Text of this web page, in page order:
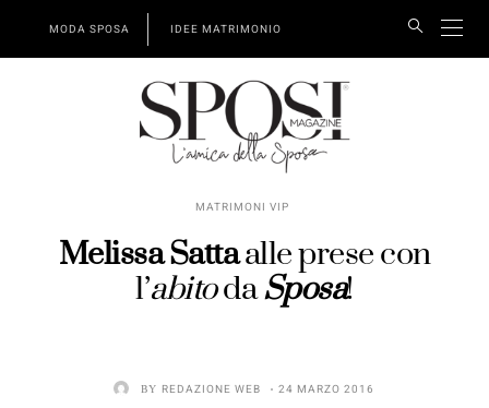
MODA SPOSA IDEE MATRIMONIO
MATRIMONI VIP
Melissa Sattaalle prese con
l’abitodaSposa!
BY REDAZIONE WEB 24 MARZO 2016